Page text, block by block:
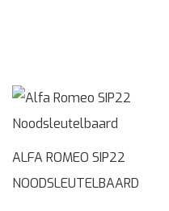
ALFA ROMEO SIP22
NOODSLEUTELBAARD